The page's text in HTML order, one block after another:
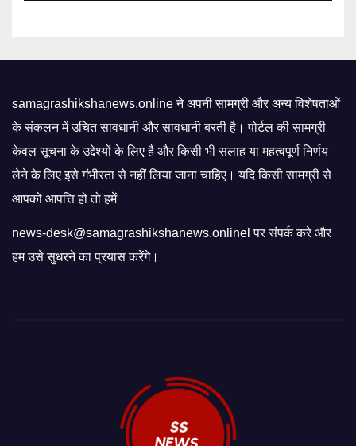
samagrashikshanews.online ने अपनी सामग्री और अन्य विशेषताओं
के संकलन में उचित सावधानी और सावधानी बरती है। पोर्टल की सामग्री
केवल सूचना के उद्देश्यों के लिए है और किसी भी सलाह या महत्वपूर्ण निर्णय
लेने के लिए इसे गंभीरता से नहीं लिया जाना चाहिए। यदि किसी सामग्री से
आपको आपत्ति हो तो हमें
news-desk@samagrashikshanews.onlinel पर संपर्क करे और
हम उसे सुधरने का प्रयास करेंगे।